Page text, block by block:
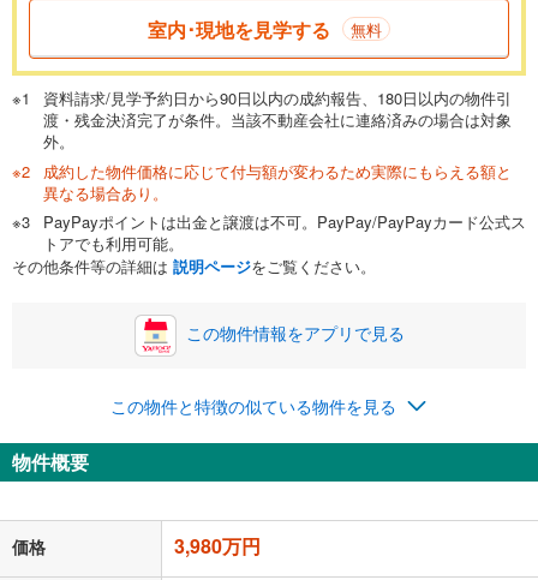
一般的には最長35年まで借り入れ可能です。多くの金融機関
が完済時の年齢は80歳までを条件としています。
閉じる
頭金 万円
0万円 3,980万円
自己資金から住宅購入にかけられる金額を入力してくださ
い。一般的には物件価格の2割までが目安です。
閉じる
ボーナス
万円
0円
ナス時の増額分（1回分）を入力してください。
ボーナス払いの限度額は金融機関によって異なります。
閉じる
月々の返済額
室内･現地を見学する 無料
資料請求/見学予約日から90日以内の成約報告、180日以内の物件引
渡・残金決済完了が条件。当該不動産会社に連絡済みの場合は対象
外。
成約した物件価格に応じて付与額が変わるため実際にもらえる額と
異なる場合あり。
PayPayポイントは出金と譲渡は不可。PayPay/PayPayカード公式ス
トアでも利用可能。
その他条件等の詳細は 説明ページをご覧ください。
この物件情報をアプリで見る
この物件と特徴の似ている物件を見る
物件概要
価格 3,980万円